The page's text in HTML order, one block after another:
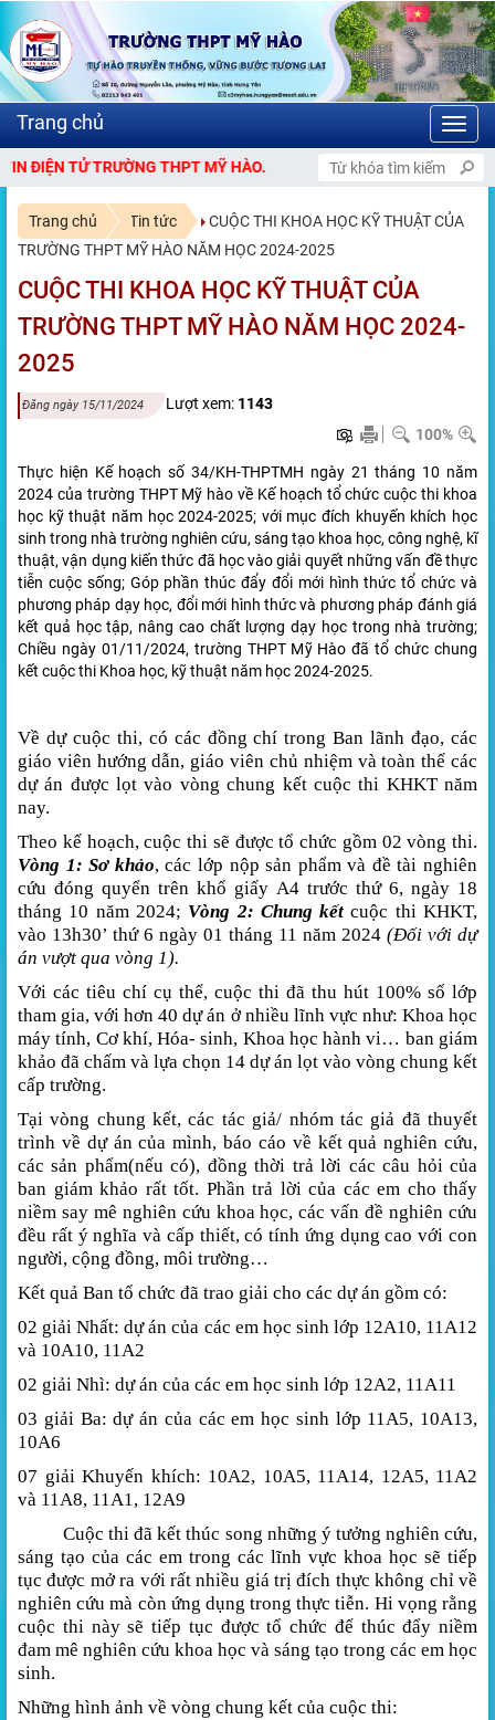
MỸ HÀO.
Trang chủ Tin tức
CUỘC THI KHOA HỌC KỸ THUẬT CỦA
TRƯỜNG THPT MỸ HÀO NĂM HỌC 2024-2025
CUỘC THI KHOA HỌC KỸ THUẬT CỦA
TRƯỜNG THPT MỸ HÀO NĂM HỌC 2024-
2025
Đăng ngày 15/11/2024 Lượt xem: 1143
100%
Thực hiện Kế hoạch số 34/KH-THPTMH ngày 21 tháng 10 năm
2024 của trường THPT Mỹ hào về Kế hoạch tổ chức cuộc thi khoa
học kỹ thuật năm học 2024-2025; với mục đích khuyến khích học
sinh trong nhà trường nghiên cứu, sáng tạo khoa học, công nghệ, kĩ
thuật, vận dụng kiến thức đã học vào giải quyết những vấn đề thực
tiễn cuộc sống; Góp phần thúc đẩy đổi mới hình thức tổ chức và
phương pháp dạy học, đổi mới hình thức và phương pháp đánh giá
kết quả học tập, nâng cao chất lượng dạy học trong nhà trường;
Chiều ngày 01/11/2024, trường THPT Mỹ Hào đã tổ chức chung
kết cuộc thi Khoa học, kỹ thuật năm học 2024-2025.
Về dự cuộc thi, có các đồng chí trong Ban lãnh đạo, các
giáo viên hướng dẫn, giáo viên chủ nhiệm và toàn thể các
dự án được lọt vào vòng chung kết cuộc thi KHKT năm
nay.
Theo kế hoạch, cuộc thi sẽ được tổ chức gồm 02 vòng thi.
Vòng 1: Sơ khảo, các lớp nộp sản phẩm và đề tài nghiên
cứu đóng quyển trên khổ giấy A4 trước thứ 6, ngày 18
tháng 10 năm 2024; Vòng 2: Chung kết cuộc thi KHKT,
vào 13h30’ thứ 6 ngày 01 tháng 11 năm 2024 (Đối với dự
án vượt qua vòng 1).
Với các tiêu chí cụ thể, cuộc thi đã thu hút 100% số lớp
tham gia, với hơn 40 dự án ở nhiều lĩnh vực như: Khoa học
máy tính, Cơ khí, Hóa- sinh, Khoa học hành vi… ban giám
khảo đã chấm và lựa chọn 14 dự án lọt vào vòng chung kết
cấp trường.
Tại vòng chung kết, các tác giả/ nhóm tác giả đã thuyết
trình về dự án của mình, báo cáo về kết quả nghiên cứu,
các sản phẩm(nếu có), đồng thời trả lời các câu hỏi của
ban giám khảo rất tốt. Phần trả lời của các em cho thấy
niềm say mê nghiên cứu khoa học, các vấn đề nghiên cứu
đều rất ý nghĩa và cấp thiết, có tính ứng dụng cao với con
người, cộng đồng, môi trường…
Kết quả Ban tổ chức đã trao giải cho các dự án gồm có:
02 giải Nhất: dự án của các em học sinh lớp 12A10, 11A12
và 10A10, 11A2
02 giải Nhì: dự án của các em học sinh lớp 12A2, 11A11
03 giải Ba: dự án của các em học sinh lớp 11A5, 10A13,
10A6
07 giải Khuyến khích: 10A2, 10A5, 11A14, 12A5, 11A2
và 11A8, 11A1, 12A9
Cuộc thi đã kết thúc song những ý tưởng nghiên cứu,
sáng tạo của các em trong các lĩnh vực khoa học sẽ tiếp
tục được mở ra với rất nhiều giá trị đích thực không chỉ về
nghiên cứu mà còn ứng dụng trong thực tiễn. Hi vọng rằng
cuộc thi này sẽ tiếp tục được tổ chức để thúc đẩy niềm
đam mê nghiên cứu khoa học và sáng tạo trong các em học
sinh.
Những hình ảnh về vòng chung kết của cuộc thi: